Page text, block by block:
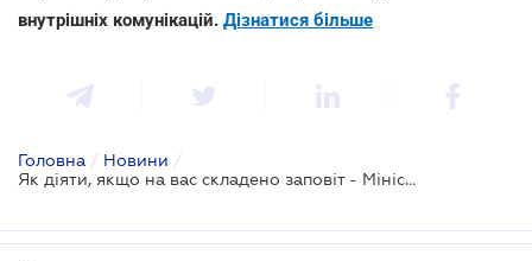
внутрішніх комунікацій. Дізнатися більше
Головна / Новини /
Як діяти, якщо на вас складено заповіт - Міністерство юстиції